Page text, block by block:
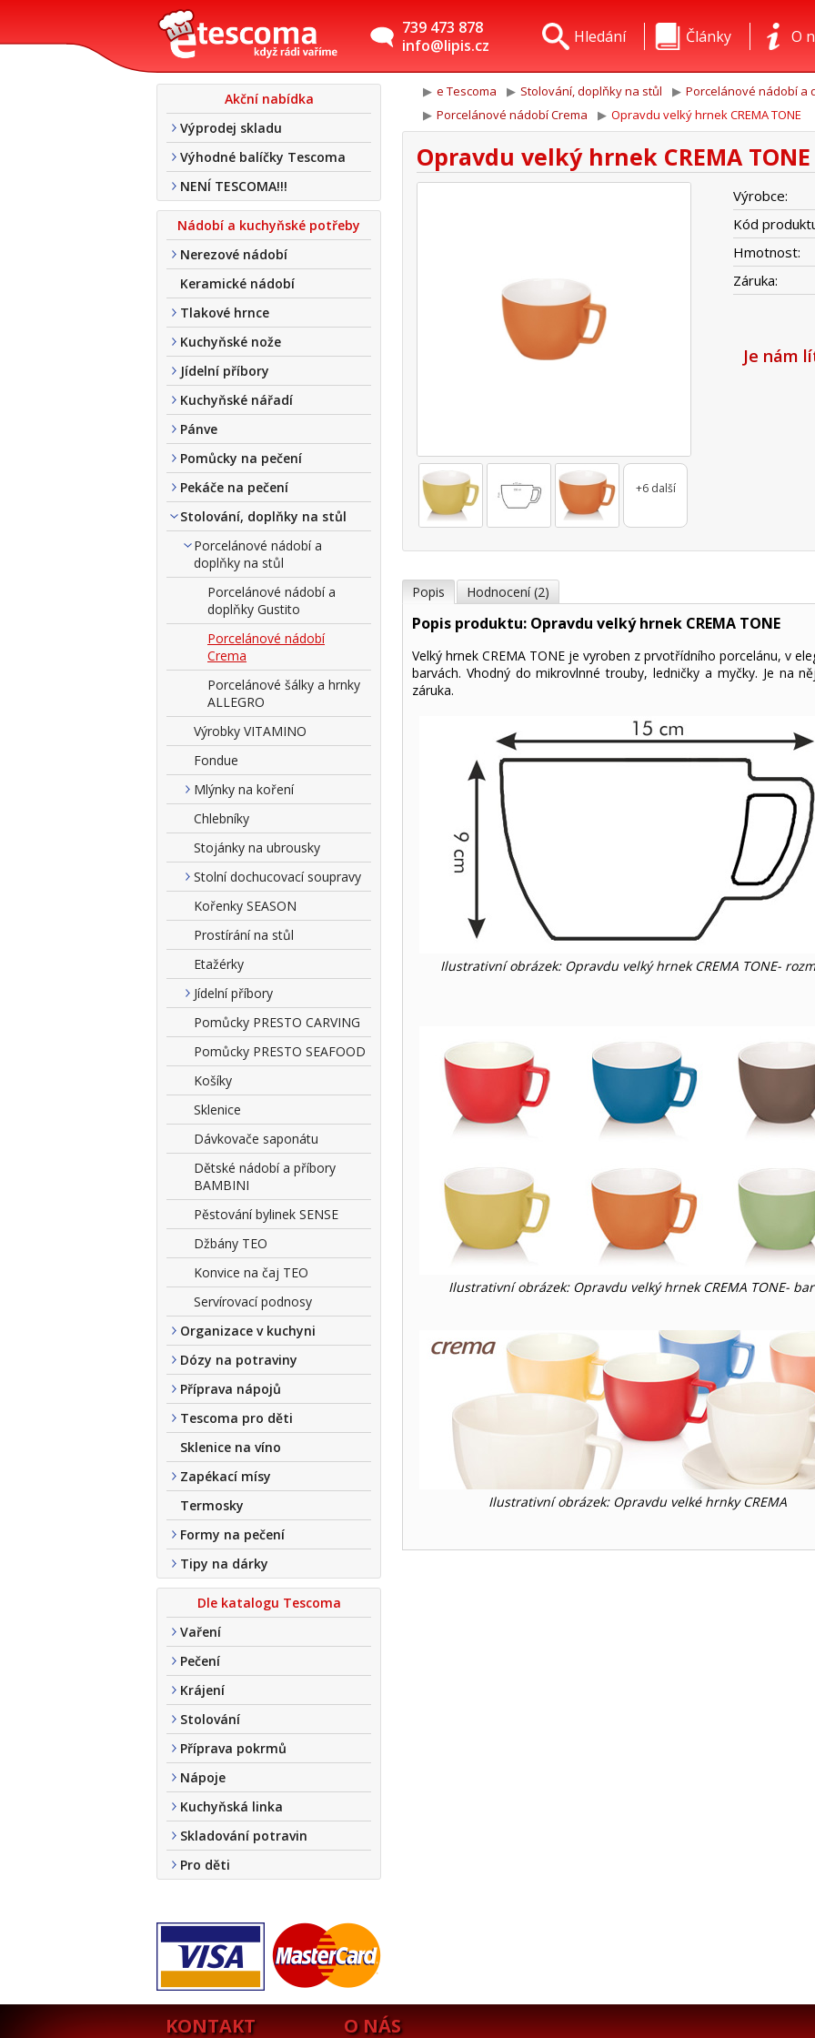
739 473 878
info@lipis.cz
O
Články
Hledání
Akční nabídka
Výprodej skladu
Výhodné balíčky Tescoma
NENÍ TESCOMA!!!
Nádobí a kuchyňské potřeby
Nerezové nádobí
Keramické nádobí
Tlakové hrnce
Kuchyňské nože
Jídelní příbory
Kuchyňské nářadí
Pánve
Pomůcky na pečení
Pekáče na pečení
Stolování, doplňky na stůl
Porcelánové nádobí a
doplňky na stůl
Porcelánové nádobí a
doplňky Gustito
Porcelánové nádobí
Crema
Porcelánové šálky a hrnky
ALLEGRO
Výrobky VITAMINO
Fondue
Mlýnky na koření
Chlebníky
Stojánky na ubrousky
Stolní dochucovací soupravy
Kořenky SEASON
Prostírání na stůl
Etažérky
Jídelní příbory
Pomůcky PRESTO CARVING
Pomůcky PRESTO SEAFOOD
Košíky
Sklenice
Dávkovače saponátu
Dětské nádobí a příbory
BAMBINI
Pěstování bylinek SENSE
Džbány TEO
Konvice na čaj TEO
Servírovací podnosy
Organizace v kuchyni
Dózy na potraviny
Příprava nápojů
Tescoma pro děti
Sklenice na víno
Zapékací mísy
Termosky
Formy na pečení
Tipy na dárky
Dle katalogu Tescoma
Vaření
Pečení
Krájení
Stolování
Příprava pokrmů
Nápoje
Kuchyňská linka
Skladování potravin
Pro děti
e Tescoma Stolování, doplňky na stůl
Porcelánové nádobí a
Porcelánové nádobí Crema
Opravdu velký hrnek CREMA TONE
Opravdu velký hrnek CREMA TONE
+6 další
Výrobce:
Kód
Hmotnost:
Záruka:
Je nám
Popis Hodnocení (2)
Popis produktu: Opravdu velký hrnek CREMA TONE
Velký hrnek CREMA TONE je vyroben z prvotřídního porcelánu, v
barvách. Vhodný do mikrovlnné trouby, ledničky a myčky. Je na
záruka.
Ilustrativní obrázek: Opravdu velký hrnek CREMA TONE-
Ilustrativní obrázek: Opravdu velký hrnek CREMA TONE-
Ilustrativní obrázek: Opravdu velké hrnky CREMA
KONTAKT O NÁS